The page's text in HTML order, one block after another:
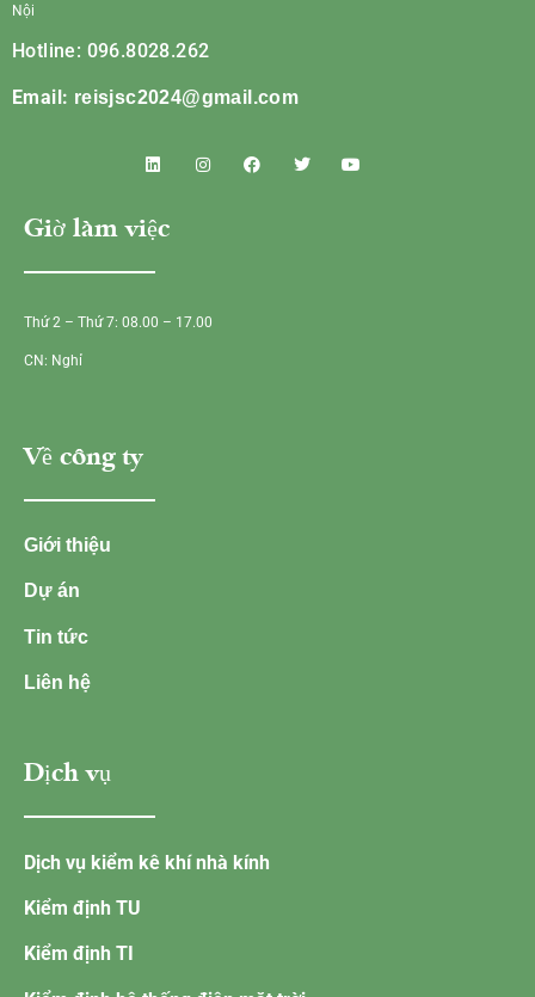
Nội
Hotline: 096.8028.262
Email: reisjsc2024@gmail.com
Giờ làm việc
Thứ 2 – Thứ 7: 08.00 – 17.00
CN: Nghỉ
Về công ty
Giới thiệu
Dự án
Tin tức
Liên hệ
Dịch vụ
Dịch vụ kiểm kê khí nhà kính
Kiểm định TU
Kiểm định TI